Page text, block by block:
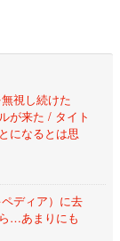
視し続けた
が来た / タイト
になるとは思
ペディア）に去
…あまりにも